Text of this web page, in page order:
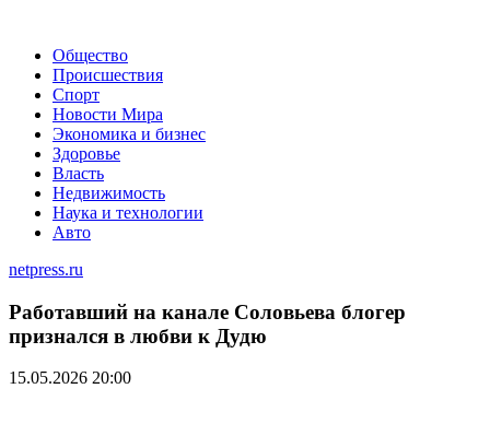
Общество
Происшествия
Спорт
Новости Мира
Экономика и бизнес
Здоровье
Власть
Недвижимость
Наука и технологии
Авто
netpress.ru
Работавший на канале Соловьева блогер
признался в любви к Дудю
15.05.2026 20:00